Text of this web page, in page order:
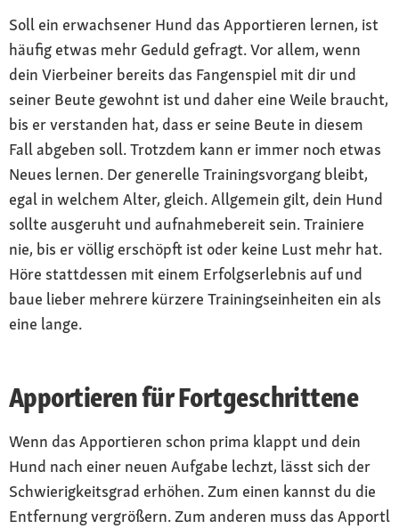
Soll ein erwachsener Hund das Apportieren lernen, ist
häufig etwas mehr Geduld gefragt. Vor allem, wenn
dein Vierbeiner bereits das Fangenspiel mit dir und
seiner Beute gewohnt ist und daher eine Weile braucht,
bis er verstanden hat, dass er seine Beute in diesem
Fall abgeben soll. Trotzdem kann er immer noch etwas
Neues lernen. Der generelle Trainingsvorgang bleibt,
egal in welchem Alter, gleich. Allgemein gilt, dein Hund
sollte ausgeruht und aufnahmebereit sein. Trainiere
nie, bis er völlig erschöpft ist oder keine Lust mehr hat.
Höre stattdessen mit einem Erfolgserlebnis auf und
baue lieber mehrere kürzere Trainingseinheiten ein als
eine lange.
Apportieren für Fortgeschrittene
Wenn das Apportieren schon prima klappt und dein
Hund nach einer neuen Aufgabe lechzt, lässt sich der
Schwierigkeitsgrad erhöhen. Zum einen kannst du die
Entfernung vergrößern. Zum anderen muss das Apportl